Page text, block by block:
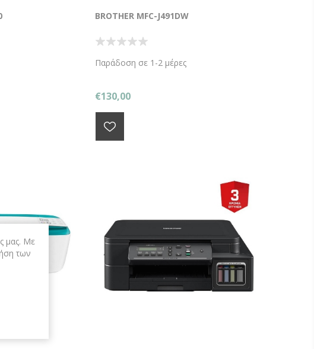
BROTHER MFC-J491DW
Παράδοση σε 1-2 μέρες
€130,00
μας. Με
των